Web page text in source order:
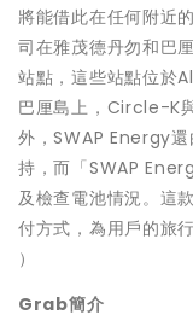
將能借此在任何附近
司在雅茂德丹勿和巴
站點，這些站點位
巴厘島上，Circle-K
外，SWAP Energy
持，而「SWAP
及檢查電池情況。這
付方式，為用戶的旅
）
Grab簡介